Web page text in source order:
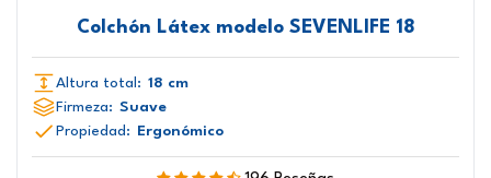
Colchón Látex modelo SEVENLIFE 18
Altura total: 18 cm
Firmeza: Suave
Propiedad:
Ergonómico